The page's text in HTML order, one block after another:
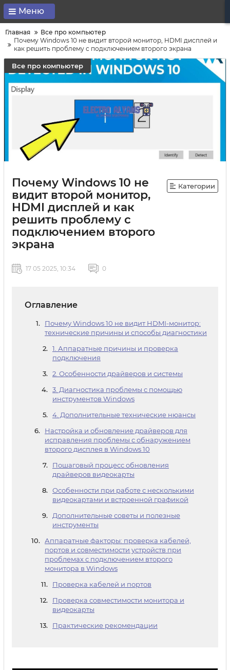
Меню
Главная
Все про компьютер
Почему Windows 10 не видит второй монитор, HDMI дисплей и
как решить проблему с подключением второго экрана
Все про компьютер
Почему Windows 10 не
видит второй монитор,
HDMI дисплей и как
решить проблему с
подключением второго
экрана
Категории
17 05 2025, 10:34 0
Оглавление
Почему Windows 10 не видит HDMI-монитор:
технические причины и способы диагностики
1. Аппаратные причины и проверка
подключения
2. Особенности драйверов и системы
3. Диагностика проблемы с помощью
инструментов Windows
4. Дополнительные технические нюансы
Настройка и обновление драйверов для
исправления проблемы с обнаружением
второго дисплея в Windows 10
Пошаговый процесс обновления
драйверов видеокарты
Особенности при работе с несколькими
видеокартами и встроенной графикой
Дополнительные советы и полезные
инструменты
Аппаратные факторы: проверка кабелей,
портов и совместимости устройств при
проблемах с подключением второго
монитора в Windows
Проверка кабелей и портов
Проверка совместимости монитора и
видеокарты
Практические рекомендации